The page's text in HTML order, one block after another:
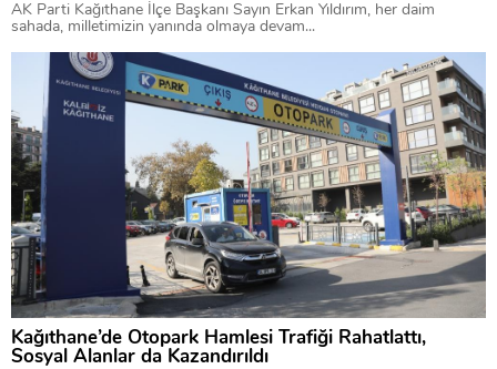
AK Parti Kağıthane İlçe Başkanı Sayın Erkan Yıldırım, her daim
sahada, milletimizin yanında olmaya devam...
Kağıthane’de Otopark Hamlesi Trafiği Rahatlattı,
Sosyal Alanlar da Kazandırıldı